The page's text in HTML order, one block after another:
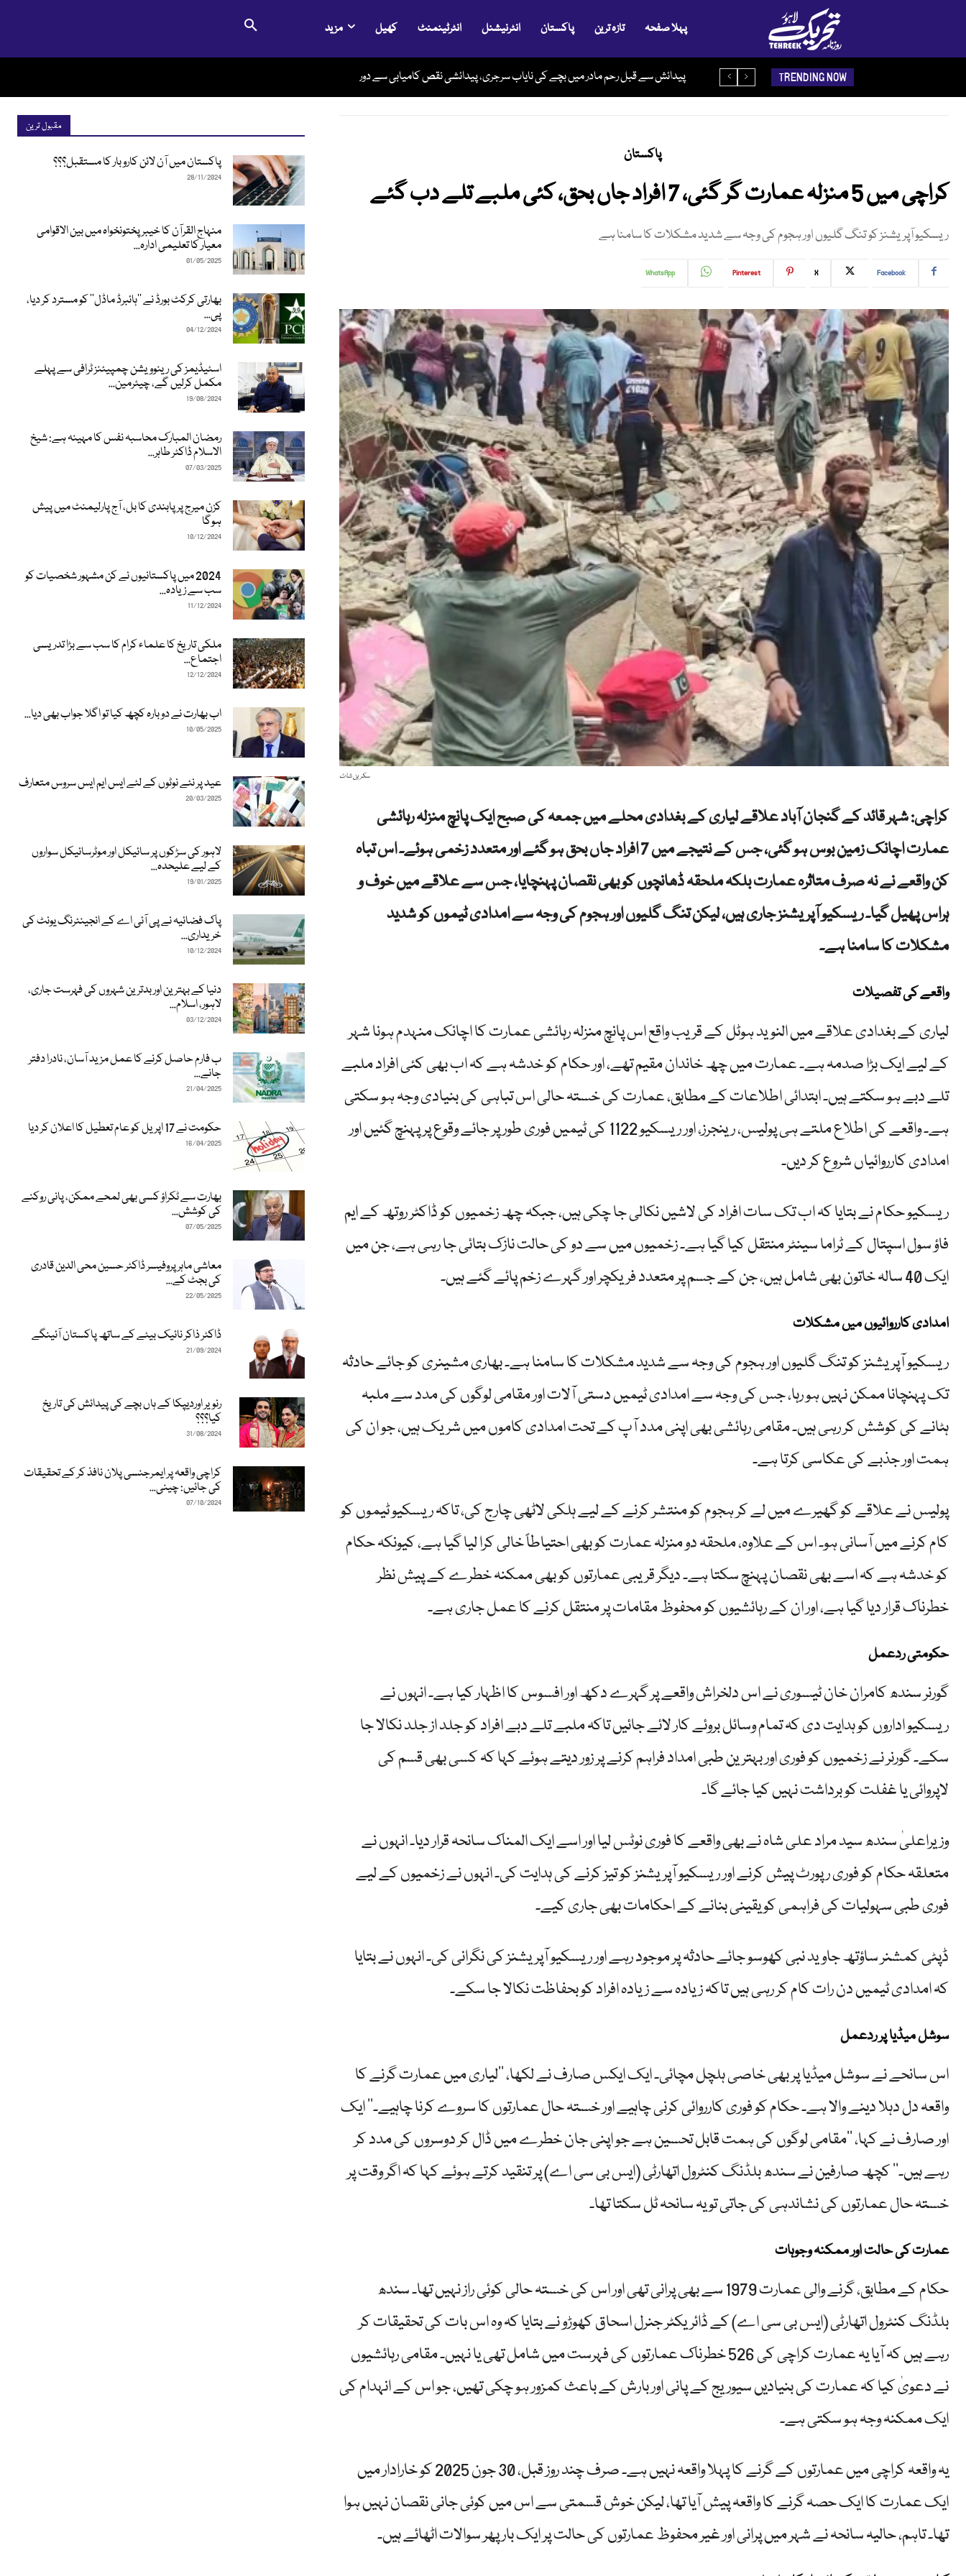
پہلا صفحہ تازہ ترین پاکستان انٹرنیشنل انٹرٹینمنٹ کھیل مزید
TRENDING NOW پیدائش سے قبل رحم مادر میں بچے کی نایاب سرجری، پیدائشی نقص کامیابی سے دور
پاکستان
کراچی میں 5 منزلہ عمارت گر گئی، 7 افراد جاں بحق، کئی ملبے تلے دب گئے
ریسکیو آپریشنز کو تنگ گلیوں اور ہجوم کی وجہ سے شدید مشکلات کا سامنا ہے
Facebook
X
Pinterest
WhatsApp
سکرین شاٹ
کراچی: شہر قائد کے گنجان آباد علاقے لیاری کے بغدادی محلے میں جمعہ کی صبح ایک پانچ منزلہ رہائشی
عمارت اچانک زمین بوس ہو گئی، جس کے نتیجے میں 7 افراد جاں بحق ہو گئے اور متعدد زخمی ہوئے۔ اس تباہ
کن واقعے نے نہ صرف متاثرہ عمارت بلکہ ملحقہ ڈھانچوں کو بھی نقصان پہنچایا، جس سے علاقے میں خوف و
ہراس پھیل گیا۔ ریسکیو آپریشنز جاری ہیں، لیکن تنگ گلیوں اور ہجوم کی وجہ سے امدادی ٹیموں کو شدید
مشکلات کا سامنا ہے۔
واقعے کی تفصیلات
لیاری کے بغدادی علاقے میں النوید ہوٹل کے قریب واقع اس پانچ منزلہ رہائشی عمارت کا اچانک منہدم ہونا شہر
کے لیے ایک بڑا صدمہ ہے۔ عمارت میں چھ خاندان مقیم تھے، اور حکام کو خدشہ ہے کہ اب بھی کئی افراد ملبے
تلے دبے ہو سکتے ہیں۔ ابتدائی اطلاعات کے مطابق، عمارت کی خستہ حالی اس تباہی کی بنیادی وجہ ہو سکتی
ہے۔ واقعے کی اطلاع ملتے ہی پولیس، رینجرز، اور ریسکیو 1122 کی ٹیمیں فوری طور پر جائے وقوع پر پہنچ گئیں اور
امدادی کارروائیاں شروع کر دیں۔
ریسکیو حکام نے بتایا کہ اب تک سات افراد کی لاشیں نکالی جا چکی ہیں، جبکہ چھ زخمیوں کو ڈاکٹر روتھ کے ایم
فاؤ سول اسپتال کے ٹراما سینٹر منتقل کیا گیا ہے۔ زخمیوں میں سے دو کی حالت نازک بتائی جا رہی ہے، جن میں
ایک 40 سالہ خاتون بھی شامل ہیں، جن کے جسم پر متعدد فریکچر اور گہرے زخم پائے گئے ہیں۔
امدادی کارروائیوں میں مشکلات
ریسکیو آپریشنز کو تنگ گلیوں اور ہجوم کی وجہ سے شدید مشکلات کا سامنا ہے۔ بھاری مشینری کو جائے حادثہ
تک پہنچانا ممکن نہیں ہو رہا، جس کی وجہ سے امدادی ٹیمیں دستی آلات اور مقامی لوگوں کی مدد سے ملبہ
ہٹانے کی کوشش کر رہی ہیں۔ مقامی رہائشی بھی اپنی مدد آپ کے تحت امدادی کاموں میں شریک ہیں، جو ان کی
ہمت اور جذبے کی عکاسی کرتا ہے۔
پولیس نے علاقے کو گھیرے میں لے کر ہجوم کو منتشر کرنے کے لیے ہلکی لاٹھی چارج کی، تاکہ ریسکیو ٹیموں کو
کام کرنے میں آسانی ہو۔ اس کے علاوہ، ملحقہ دو منزلہ عمارت کو بھی احتیاطاً خالی کرا لیا گیا ہے، کیونکہ حکام
کو خدشہ ہے کہ اسے بھی نقصان پہنچ سکتا ہے۔ دیگر قریبی عمارتوں کو بھی ممکنہ خطرے کے پیش نظر
خطرناک قرار دیا گیا ہے، اور ان کے رہائشیوں کو محفوظ مقامات پر منتقل کرنے کا عمل جاری ہے۔
حکومتی ردعمل
گورنر سندھ کامران خان ٹیسوری نے اس دلخراش واقعے پر گہرے دکھ اور افسوس کا اظہار کیا ہے۔ انہوں نے
ریسکیو اداروں کو ہدایت دی کہ تمام وسائل بروئے کار لائے جائیں تاکہ ملبے تلے دبے افراد کو جلد از جلد نکالا جا
سکے۔ گورنر نے زخمیوں کو فوری اور بہترین طبی امداد فراہم کرنے پر زور دیتے ہوئے کہا کہ کسی بھی قسم کی
لاپروائی یا غفلت کو برداشت نہیں کیا جائے گا۔
وزیراعلیٰ سندھ سید مراد علی شاہ نے بھی واقعے کا فوری نوٹس لیا اور اسے ایک المناک سانحہ قرار دیا۔ انہوں نے
متعلقہ حکام کو فوری رپورٹ پیش کرنے اور ریسکیو آپریشنز کو تیز کرنے کی ہدایت کی۔ انہوں نے زخمیوں کے لیے
فوری طبی سہولیات کی فراہمی کو یقینی بنانے کے احکامات بھی جاری کیے۔
ڈپٹی کمشنر ساؤتھ جاوید نبی کھوسو جائے حادثہ پر موجود رہے اور ریسکیو آپریشنز کی نگرانی کی۔ انہوں نے بتایا
کہ امدادی ٹیمیں دن رات کام کر رہی ہیں تاکہ زیادہ سے زیادہ افراد کو بحفاظت نکالا جا سکے۔
سوشل میڈیا پر ردعمل
اس سانحے نے سوشل میڈیا پر بھی خاصی ہلچل مچائی۔ ایک ایکس صارف نے لکھا، ’’لیاری میں عمارت گرنے کا
واقعہ دل دہلا دینے والا ہے۔ حکام کو فوری کارروائی کرنی چاہیے اور خستہ حال عمارتوں کا سروے کرنا چاہیے۔‘‘ ایک
اور صارف نے کہا، ’’مقامی لوگوں کی ہمت قابل تحسین ہے جو اپنی جان خطرے میں ڈال کر دوسروں کی مدد کر
رہے ہیں۔‘‘ کچھ صارفین نے سندھ بلڈنگ کنٹرول اتھارٹی (ایس بی سی اے) پر تنقید کرتے ہوئے کہا کہ اگر وقت پر
خستہ حال عمارتوں کی نشاندہی کی جاتی تو یہ سانحہ ٹل سکتا تھا۔
عمارت کی حالت اور ممکنہ وجوہات
حکام کے مطابق، گرنے والی عمارت 1979 سے بھی پرانی تھی اور اس کی خستہ حالی کوئی راز نہیں تھا۔ سندھ
بلڈنگ کنٹرول اتھارٹی (ایس بی سی اے) کے ڈائریکٹر جنرل اسحاق کھوڑو نے بتایا کہ وہ اس بات کی تحقیقات کر
رہے ہیں کہ آیا یہ عمارت کراچی کی 526 خطرناک عمارتوں کی فہرست میں شامل تھی یا نہیں۔ مقامی رہائشیوں
نے دعویٰ کیا کہ عمارت کی بنیادیں سیوریج کے پانی اور بارش کے باعث کمزور ہو چکی تھیں، جو اس کے انہدام کی
ایک ممکنہ وجہ ہو سکتی ہے۔
یہ واقعہ کراچی میں عمارتوں کے گرنے کا پہلا واقعہ نہیں ہے۔ صرف چند روز قبل، 30 جون 2025 کو خارادار میں
ایک عمارت کا ایک حصہ گرنے کا واقعہ پیش آیا تھا، لیکن خوش قسمتی سے اس میں کوئی جانی نقصان نہیں ہوا
تھا۔ تاہم، حالیہ سانحہ نے شہر میں پرانی اور غیر محفوظ عمارتوں کی حالت پر ایک بار پھر سوالات اٹھائے ہیں۔
مقبول ترین
پاکستان میں آن لائن کاروبار کا مستقبل؟؟؟
28/11/2024
منہاج القرآن کا خیبرپختونخواہ میں بین الاقوامی
معیار کا تعلیمی ادارہ...
01/05/2025
بھارتی کرکٹ بورڈ نے ’’ہائبرڈ ماڈل‘‘ کو مسترد کر دیا،
پی...
04/12/2024
اسٹیڈیمز کی رینوویشن چمپیئنز ٹرافی سے پہلے
مکمل کرلیں گے، چیئرمین...
19/08/2024
رمضان المبارک محاسبہ نفس کا مہینہ ہے: شیخ
الاسلام ڈاکٹر طاہر...
07/03/2025
کزن میرج پر پابندی کا بل، آج پارلیمنٹ میں پیش
ہوگا
10/12/2024
2024 میں پاکستانیوں نے کن مشہور شخصیات کو
سب سے زیادہ...
11/12/2024
ملکی تاریخ کا علماء کرام کا سب سے بڑا تدریسی
اجتماع...
12/12/2024
اب بھارت نے دوبارہ کچھ کیا تو اگلا جواب بھی دیا...
10/05/2025
عید پر نئے نوٹوں کے لئے ایس ایم ایس سروس متعارف
20/03/2025
لاہور کی سڑکوں پر سائیکل اور موٹرسائیکل سواروں
کے لیے علیحدہ...
19/01/2025
پاک فضائیہ نے پی آئی اے کے انجینئرنگ یونٹ کی
خریداری...
10/12/2024
دنیا کے بہترین اور بدترین شہروں کی فہرست جاری،
لاہور، اسلام...
03/12/2024
ب فارم حاصل کرنے کا عمل مزید آسان، نادرا دفتر
جانے...
21/04/2025
حکومت نے 17 اپریل کو عام تعطیل کا اعلان کر دیا
16/04/2025
بھارت سے ٹکراؤ کسی بھی لمحے ممکن، پانی روکنے
کی کوشش...
07/05/2025
معاشی ماہر پروفیسر ڈاکٹر حسین محی الدین قادری
کی بجٹ کے...
22/05/2025
ڈاکٹر ذاکر نائیک بیٹے کے ساتھ پاکستان آئینگے
21/09/2024
رنویر اوردیپکا کے ہاں بچے کی پیدائش کی تاریخ
کیا؟؟؟
31/08/2024
کراچی واقعہ پر ایمرجنسی پلان نافذ کر کے تحقیقات
کی جائیں: چینی...
07/10/2024